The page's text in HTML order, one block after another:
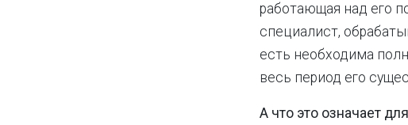
работающая над его
специалист,
есть необходима
весь период его
А что это означает